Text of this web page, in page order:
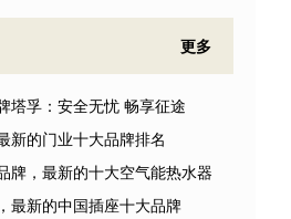
更多
塔孚：安全无忧 畅享征途
新的门业十大品牌排名
牌，最新的十大空气能热水器
最新的中国插座十大品牌